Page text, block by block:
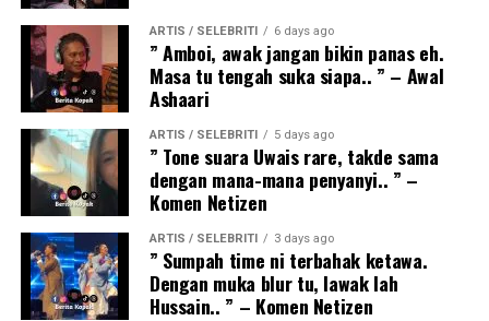
ARTIS / SELEBRITI 6 days ago
” Amboi, awak jangan bikin panas eh.
Masa tu tengah suka siapa.. ” – Awal
Ashaari
ARTIS / SELEBRITI 5 days ago
” Tone suara Uwais rare, takde sama
dengan mana-mana penyanyi.. ” –
Komen Netizen
ARTIS / SELEBRITI 3 days ago
” Sumpah time ni terbahak ketawa.
Dengan muka blur tu, lawak lah
Hussain.. ” – Komen Netizen